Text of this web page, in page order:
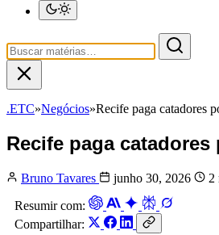
.ETC»Negócios»Recife paga catadores
Recife paga
Bruno Tavares junho 30, 2026
2
Resumir com:
Compartilhar: